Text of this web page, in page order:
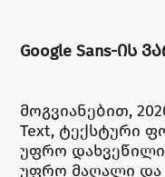
Google Sans-ᲘᲡ
მოგვიანებით,
Text, ტექსტური
უფრო
უფრო მაღალი და